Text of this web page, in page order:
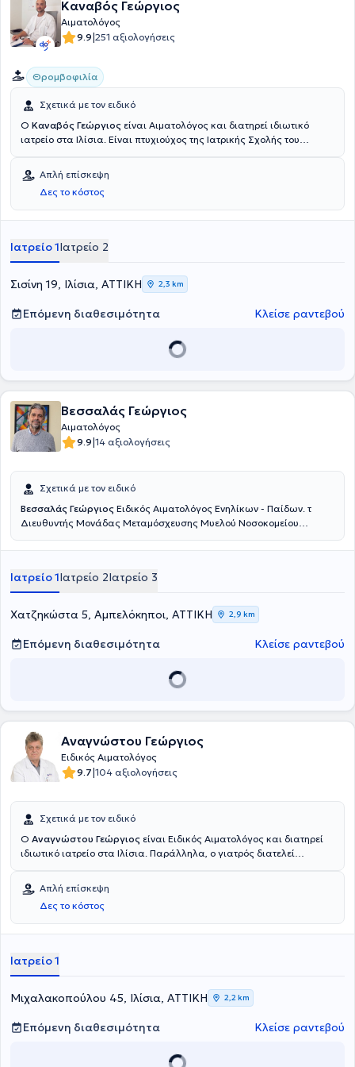
Καναβός Γεώργιος
Αιματολόγος
9.9|251 αξιολογήσεις
Θρομβοφιλία
Σχετικά με τον ειδικό
Ο Καναβός Γεώργιος είναι Αιματολόγος και διατηρεί ιδιωτικό
ιατρείο στα Ιλίσια. Είναι πτυχιούχος της Ιατρικής Σχολής του
εξειδικευμένος στην θρομβοεμβολική νόσo, στις καταστάσεις
θρομβοφιλίας (κληρονομικής και επίκτητης) και στην αιματολογία
της κύησης. Επιπλέον, πέρα από το ιδιωτικό του ιατρείο, είναι
Υπεύθυνος Αιματολόγος του Αιματολογικού Εργαστηρίου και του
Κλινική "ΡΕΑ". Τέλος, ο γιατρός είναι μέλος της Ελληνικής
Αιματολογικής Εταιρείας.
Απλή επίσκεψη
Δες το κόστος
Ιατρείο 1Ιατρείο 2
Σισίνη 19, Ιλίσια, ΑΤΤΙΚΗ 2,3 km
Επόμενη διαθεσιμότητα Κλείσε ραντεβού
Βεσσαλάς Γεώργιος
Αιματολόγος
9.9|14 αξιολογήσεις
Σχετικά με τον ειδικό
Βεσσαλάς Γεώργιος Ειδικός Αιματολόγος Ενηλίκων - Παίδων. τ
Διευθυντής Μονάδας Μεταμόσχευσης Μυελού Νοσοκομείου
Ιατρείο 1Ιατρείο 2Ιατρείο 3
Χατζηκώστα 5, Αμπελόκηποι, ΑΤΤΙΚΗ 2,9 km
Επόμενη διαθεσιμότητα Κλείσε ραντεβού
Αναγνώστου Γεώργιος
Ειδικός Αιματολόγος
9.7|104 αξιολογήσεις
Σχετικά με τον ειδικό
O Αναγνώστου Γεώργιος είναι Ειδικός Αιματολόγος και διατηρεί
ιδιωτικό ιατρείο στα Ιλίσια. Παράλληλα, ο γιατρός διατελεί
Ντυνάν", στη Λεωφόρο Μεσογείων 107, όπου παρακολουθεί και εκεί
τους ασθενείς του. Παρέχει πλήθος υπηρεσιών, εξατομικευμένες
για τις ανάγκες του εκάστοτε ασθενούς, αντιμετωπίζοντας τον
καθένα ξεχωριστά με συνέπεια και σοβαρότητα.
Απλή επίσκεψη
Δες το κόστος
Ιατρείο 1
Μιχαλακοπούλου 45, Ιλίσια, ΑΤΤΙΚΗ 2,2 km
Επόμενη διαθεσιμότητα Κλείσε ραντεβού